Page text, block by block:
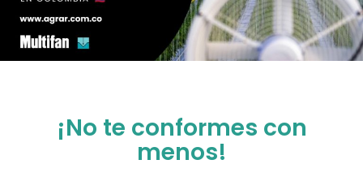
¡No te conformes con
menos!